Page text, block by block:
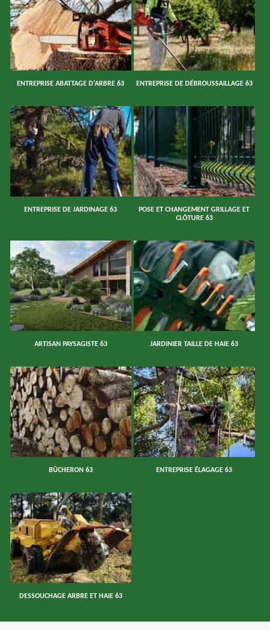
ENTREPRISE ABATTAGE D'ARBRE 63 ENTREPRISE DE DÉBROUSSAILLAGE 63
ENTREPRISE DE JARDINAGE 63
POSE ET CHANGEMENT GRILLAGE ET
CLÔTURE 63
ARTISAN PAYSAGISTE 63 JARDINIER TAILLE DE HAIE 63
BÛCHERON 63 ENTREPRISE ÉLAGAGE 63
DESSOUCHAGE ARBRE ET HAIE 63